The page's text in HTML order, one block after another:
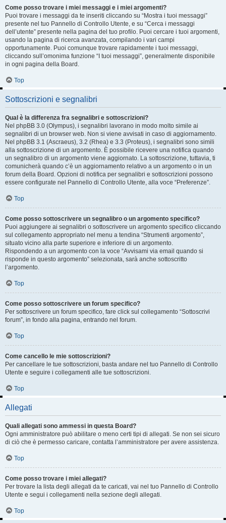
Come posso trovare i miei messaggi e i miei argomenti?
Puoi trovare i messaggi da te inseriti cliccando su “Mostra i tuoi messaggi”
presente nel tuo Pannello di Controllo Utente, e su “Cerca i messaggi
dell’utente” presente nella pagina del tuo profilo. Puoi cercare i tuoi argomenti,
usando la pagina di ricerca avanzata, compilando i vari campi
opportunamente. Puoi comunque trovare rapidamente i tuoi messaggi,
cliccando sull’omonima funzione “I tuoi messaggi”, generalmente disponibile
in ogni pagina della Board.
Top
Sottoscrizioni e segnalibri
Qual è la differenza fra segnalibri e sottoscrizioni?
Nel phpBB 3.0 (Olympus), i segnalibri lavorano in modo molto simile ai
segnalibri di un browser web. Non si viene avvisati in caso di aggiornamento.
Nel phpBB 3.1 (Ascraeus), 3.2 (Rhea) e 3.3 (Proteus), i segnalibri sono simili
alla sottoscrizione di un argomento. È possibile ricevere una notifica quando
un segnalibro di un argomento viene aggiornato. La sottoscrizione, tuttavia, ti
comunicherà quando c’è un aggiornamento relativo a un argomento o in un
forum della Board. Opzioni di notifica per segnalibri e sottoscrizioni possono
essere configurate nel Pannello di Controllo Utente, alla voce “Preferenze”.
Top
Come posso sottoscrivere un segnalibro o un argomento specifico?
Puoi aggiungere ai segnalibri o sottoscrivere un argomento specifico cliccando
sul collegamento appropriato nel menu a tendina “Strumenti argomento”,
situato vicino alla parte superiore e inferiore di un argomento.
Rispondendo a un argomento con la voce “Avvisami via email quando si
risponde in questo argomento” selezionata, sarà anche sottoscritto
l’argomento.
Top
Come posso sottoscrivere un forum specifico?
Per sottoscrivere un forum specifico, fare click sul collegamento “Sottoscrivi
forum”, in fondo alla pagina, entrando nel forum.
Top
Come cancello le mie sottoscrizioni?
Per cancellare le tue sottoscrizioni, basta andare nel tuo Pannello di Controllo
Utente e seguire i collegamenti alle tue sottoscrizioni.
Top
Allegati
Quali allegati sono ammessi in questa Board?
Ogni amministratore può abilitare o meno certi tipi di allegati. Se non sei sicuro
di ciò che è permesso caricare, contatta l’amministratore per avere assistenza.
Top
Come posso trovare i miei allegati?
Per trovare la lista degli allegati da te caricati, vai nel tuo Pannello di Controllo
Utente e segui i collegamenti nella sezione degli allegati.
Top